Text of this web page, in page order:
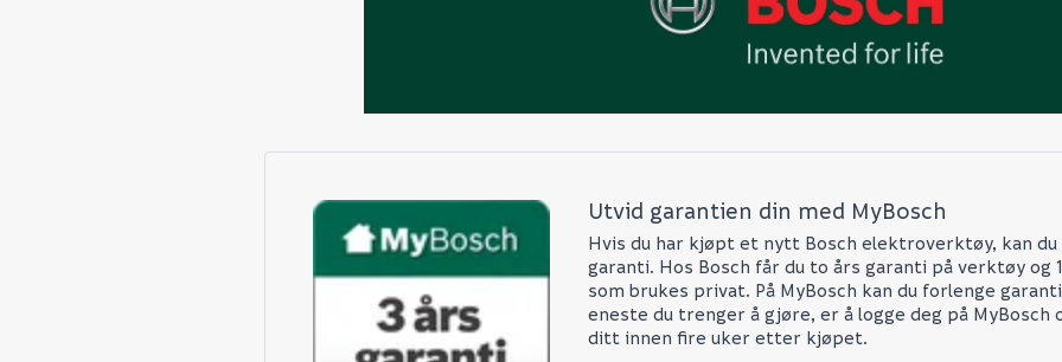
Utvid garantien din med MyBosch
Hvis du har kjøpt et nytt Bosch elektroverktøy, kan du
garanti. Hos Bosch får du to års garanti på verktøy og
som brukes privat. På MyBosch kan du forlenge
eneste du trenger å gjøre, er å logge deg på
ditt innen fire uker etter kjøpet.